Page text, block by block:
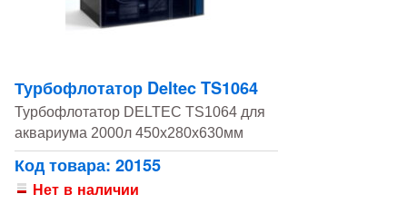
Турбофлотатор Deltec TS1064
Турбофлотатор DELTEC TS1064 для
аквариума 2000л 450х280х630мм
Код товара: 20155
Нет в наличии